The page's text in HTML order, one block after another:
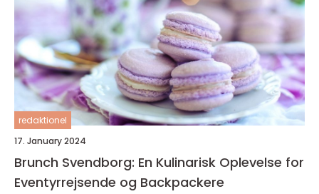
redaktionel
17. January 2024
Brunch Svendborg: En Kulinarisk Oplevelse for
Eventyrrejsende og Backpackere